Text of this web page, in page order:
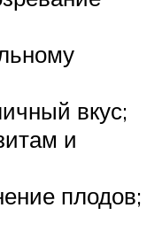
вкус;
и
плодов;